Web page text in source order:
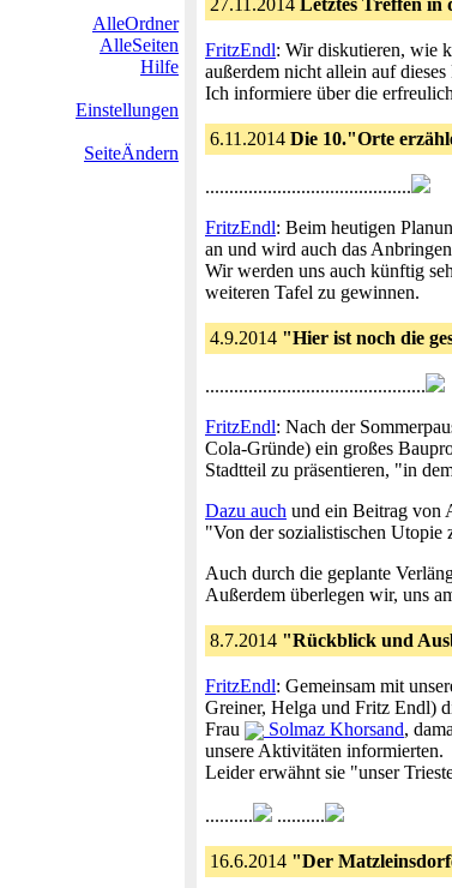
AlleOrdner
AlleSeiten
Hilfe
Einstellungen
SeiteÄndern
27.11.2014 Letztes Treffen in
FritzEndl: Wir diskutieren, wie
außerdem nicht allein auf
Ich informiere über die
6.11.2014 Die 10."Orte
...........................................
FritzEndl: Beim heutigen
an und wird auch das
Wir werden uns auch künftig
weiteren Tafel zu gewinnen.
4.9.2014 "Hier ist noch die
..............................................
FritzEndl: Nach der
Cola-Gründe) ein großes
Stadtteil zu präsentieren, "in
Dazu auch und ein Beitrag von
"Von der sozialistischen
Auch durch die geplante
Außerdem überlegen wir, uns
8.7.2014 "Rückblick und
FritzEndl: Gemeinsam mit
Greiner, Helga und Fritz Endl)
Frau
Solmaz Khorsand,
unsere Aktivitäten informierten.
Leider erwähnt sie "unser
.......... ..........
16.6.2014 "Der